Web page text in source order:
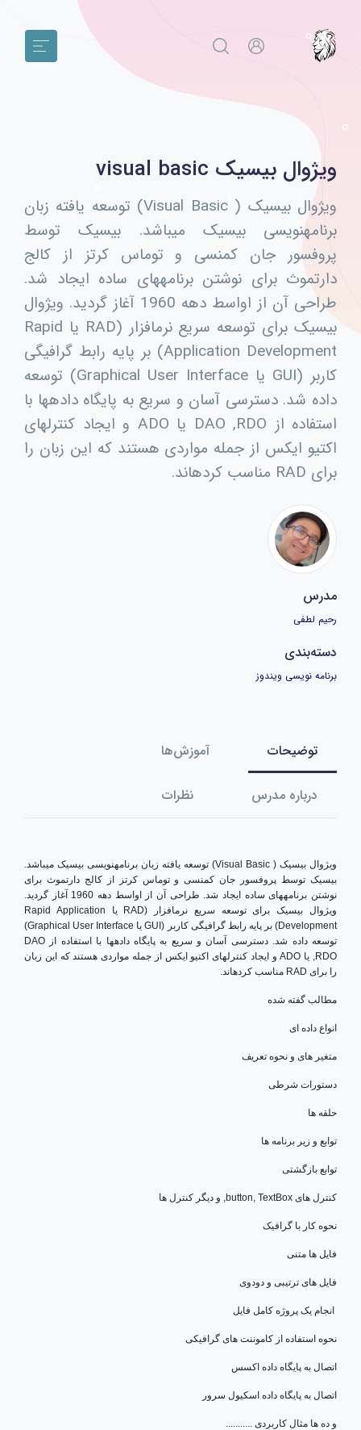
ویژوال بیسیک visual basic
ویژوال بیسیک ( Visual Basic) توسعه یافته زبان
برنامهنویسی بیسیک میباشد. بیسیک توسط
پروفسور جان کمنسی و توماس کرتز از کالج
دارتموث برای نوشتن برنامههای ساده ایجاد شد.
طراحی آن از اواسط دهه 1960 آغاز گردید. ویژوال
بیسیک برای توسعه سریع نرمافزار (RAD یا Rapid
Application Development) بر پایه رابط گرافیگی
کاربر (GUI یا Graphical User Interface) توسعه
داده شد. دسترسی آسان و سریع به پایگاه دادهها با
استفاده از DAO ,RDO یا ADO و ایجاد کنترلهای
اکتیو ایکس از جمله مواردی هستند که این زبان را
برای RAD مناسب کردهاند.
مدرس
رحیم لطفی
دسته‌بندی
برنامه نویسی ویندوز
توضیحات آموزش‌ها
درباره مدرس نظرات
ویژوال بیسیک ( Visual Basic) توسعه یافته زبان برنامهنویسی بیسیک میباشد.
بیسیک توسط پروفسور جان کمنسی و توماس کرتز از کالج دارتموث برای
نوشتن برنامههای ساده ایجاد شد. طراحی آن از اواسط دهه 1960 آغاز گردید.
ویژوال بیسیک برای توسعه سریع نرمافزار (RAD یا Rapid Application
Development) بر پایه رابط گرافیگی کاربر (GUI یا Graphical User Interface)
توسعه داده شد. دسترسی آسان و سریع به پایگاه دادهها با استفاده از DAO
,RDO یا ADO و ایجاد کنترلهای اکتیو ایکس از جمله مواردی هستند که این زبان
را برای RAD مناسب کردهاند.
مطالب گفته شده
انواع داده ای
متغیر های و نحوه تعریف
دستورات شرطی
حلقه ها
توابع و زیر برنامه ها
توابع بازگشتی
کنترل های button, TextBox, و دیگر کنترل ها
نحوه کار با گرافیک
فایل ها متنی
فایل های ترتیبی و دودوی
انجام یک پروژه کامل فایل
نحوه استفاده از کاموننت های گرافیکی
اتصال به پایگاه داده اکسس
اتصال به پایگاه داده اسکیول سرور
و ده ها مثال کاربردی ...........